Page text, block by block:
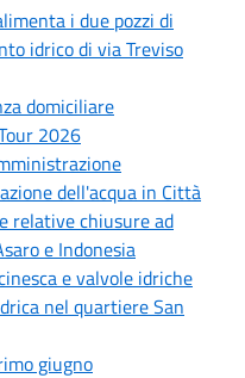
i due pozzi di
idrico di via Treviso
domiciliare
2026
dell'acqua in Città
relative chiusure ad
e Indonesia
e valvole idriche
nel quartiere San
giugno